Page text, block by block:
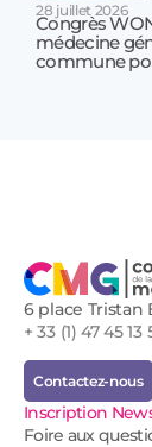
28 juillet 2026
Congrès
médecine
commune
6 place Tristan
+ 33 (1) 47 45 13
Contactez-nous
Inscription
Foire aux